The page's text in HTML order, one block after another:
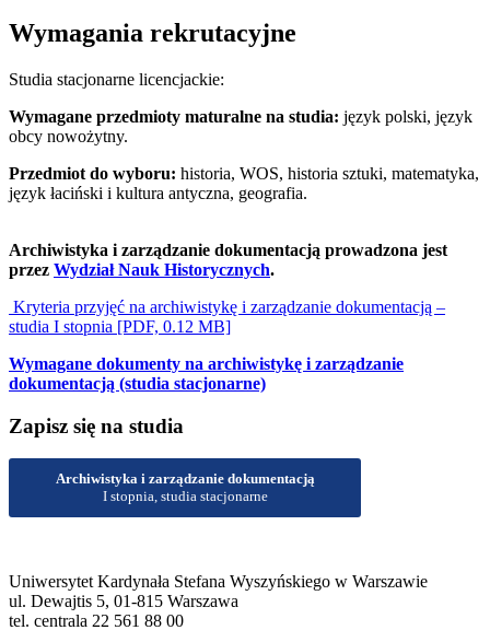
Wymagania rekrutacyjne
Studia stacjonarne licencjackie:
Wymagane przedmioty maturalne na studia: język polski, język
obcy nowożytny.
Przedmiot do wyboru: historia, WOS, historia sztuki, matematyka,
język łaciński i kultura antyczna, geografia.
Archiwistyka i zarządzanie dokumentacją prowadzona jest
przez Wydział Nauk Historycznych.
Kryteria przyjęć na archiwistykę i zarządzanie dokumentacją –
studia I stopnia [PDF, 0.12 MB]
Wymagane dokumenty na archiwistykę i zarządzanie
dokumentacją (studia stacjonarne)
Zapisz się na studia
Archiwistyka i zarządzanie dokumentacją
I stopnia, studia stacjonarne
Uniwersytet Kardynała Stefana Wyszyńskiego w Warszawie
ul. Dewajtis 5, 01-815 Warszawa
tel. centrala 22 561 88 00